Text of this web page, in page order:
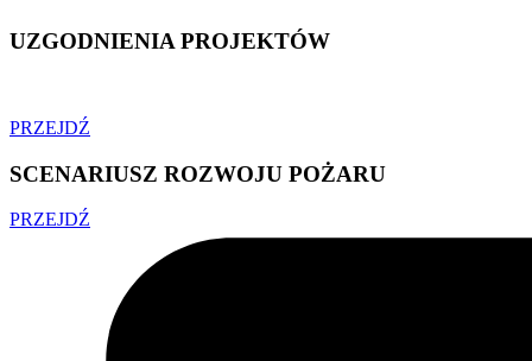
UZGODNIENIA PROJEKTÓW
PRZEJDŹ
SCENARIUSZ ROZWOJU POŻARU
PRZEJDŹ